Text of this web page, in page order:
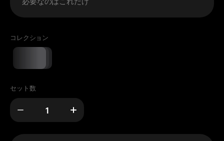
コレクション
セット数